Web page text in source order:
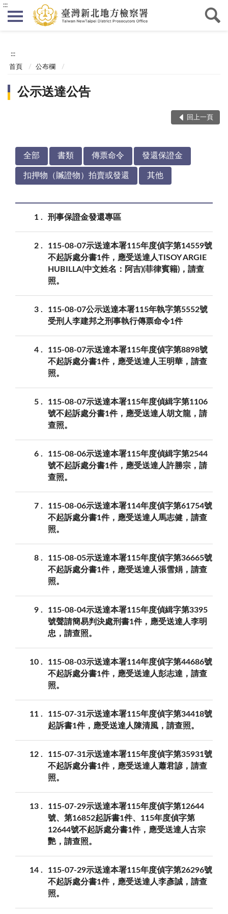
:::
:::
首頁 公布欄
公示送達公告
回上一頁
全部 書類 傳票命令 發還保證金
扣押物（贓證物）拍賣或發還 其他
1 刑事保證金發還專區
2
115-08-07示送達本署115年度偵字第14559號
不起訴處分書1件，應受送達人TISOY ARGIE
HUBILLA(中文姓名：阿吉)(菲律賓籍)，請查
照。
3
115-08-07公示送達本署115年執字第5552號
受刑人李建邦之刑事執行傳票命令1件
4
115-08-07示送達本署115年度偵字第8898號
不起訴處分書1件，應受送達人王明華，請查
照。
5
115-08-07示送達本署115年度偵緝字第1106
號不起訴處分書1件，應受送達人胡文龍，請
查照。
6
115-08-06示送達本署115年度偵緝字第2544
號不起訴處分書1件，應受送達人許勝宗，請
查照。
7
115-08-06示送達本署114年度偵字第61754號
不起訴處分書1件，應受送達人馬志健，請查
照。
8
115-08-05示送達本署115年度偵字第36665號
不起訴處分書1件，應受送達人張雪娟，請查
照。
9
115-08-04示送達本署115年度偵緝字第3395
號聲請簡易判決處刑書1件，應受送達人李明
忠，請查照。
10
115-08-03示送達本署114年度偵字第44686號
不起訴處分書1件，應受送達人彭志達，請查
照。
11
115-07-31示送達本署115年度偵字第34418號
起訴書1件，應受送達人陳清風，請查照。
12
115-07-31示送達本署115年度偵字第35931號
不起訴處分書1件，應受送達人蕭君諺，請查
照。
13
115-07-29示送達本署115年度偵字第12644
號、第16852起訴書1件、115年度偵字第
12644號不起訴處分書1件，應受送達人古宗
艷，請查照。
14
115-07-29示送達本署115年度偵字第26296號
不起訴處分書1件，應受送達人李彥誠，請查
照。